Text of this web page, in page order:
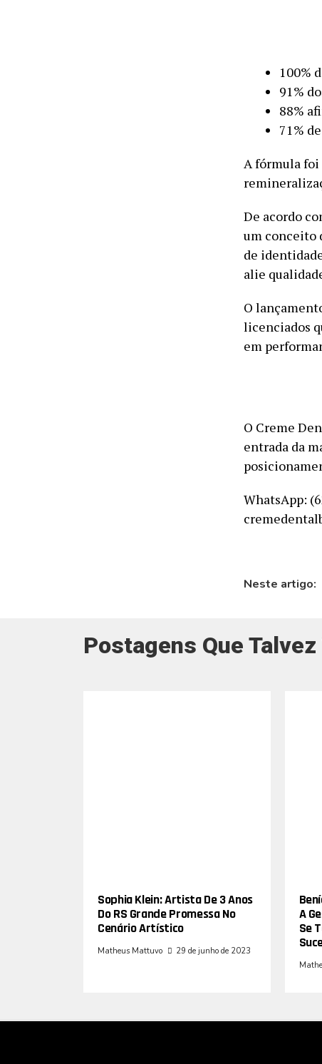
100%
91%
88%
71%
A fórmula
De acordo
um conceito
de
alie
O
licenciados
em
O Creme
entrada da
WhatsApp:
Neste artigo:
Postagens Que
Sophia Klein: Artista De 3 Anos
Do RS Grande Promessa No
Cenário Artístico
Matheus Mattuvo 29 de junho de 2023
A
Se